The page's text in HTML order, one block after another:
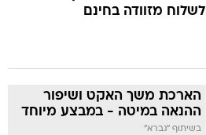
לשלוח מזוודה בחינם
הארכת משך האקט ושיפור
ההנאה במיטה - במבצע מיוחד
בשיתוף "גברא"